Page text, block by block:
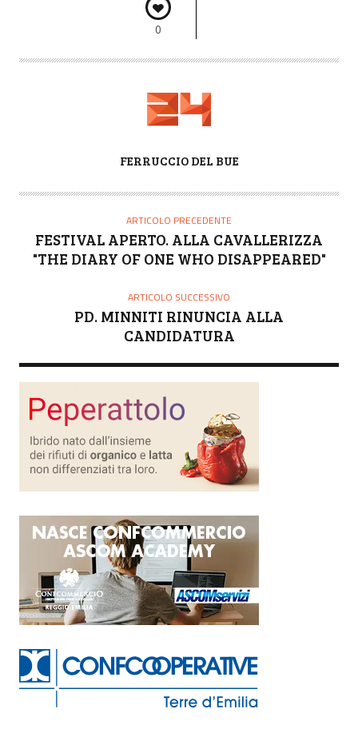
0
T
FERRUCCIO DEL BUE
ARTICOLO PRECEDENTE
FESTIVAL APERTO. ALLA CAVALLERIZZA
"THE DIARY OF ONE WHO DISAPPEARED"
ARTICOLO SUCCESSIVO
PD. MINNITI RINUNCIA ALLA
CANDIDATURA